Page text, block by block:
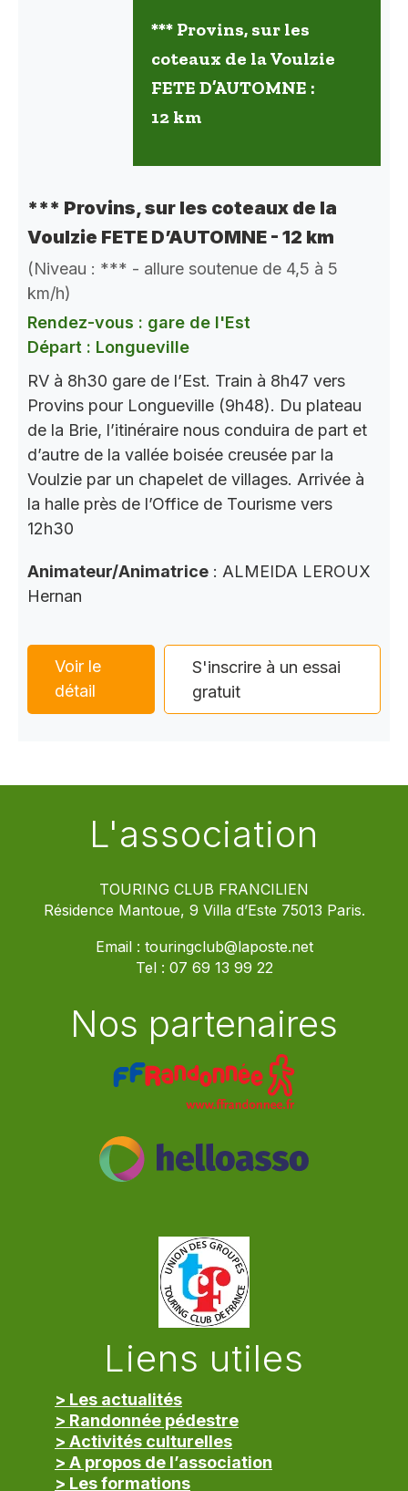
*** Provins, sur les
coteaux de la Voulzie
FETE D’AUTOMNE :
12 km
*** Provins, sur les coteaux de la
Voulzie FETE D’AUTOMNE - 12 km
(Niveau : *** - allure soutenue de 4,5 à 5
km/h)
Rendez-vous : gare de l'Est
Départ : Longueville
RV à 8h30 gare de l’Est. Train à 8h47 vers
Provins pour Longueville (9h48). Du plateau
de la Brie, l’itinéraire nous conduira de part et
d’autre de la vallée boisée creusée par la
Voulzie par un chapelet de villages. Arrivée à
la halle près de l’Office de Tourisme vers
12h30
Animateur/Animatrice : ALMEIDA LEROUX
Hernan
Voir le
détail
S'inscrire à un essai
gratuit
L'association
TOURING CLUB FRANCILIEN
Résidence Mantoue, 9 Villa d’Este 75013 Paris.
Email : touringclub@laposte.net
Tel : 07 69 13 99 22
Nos partenaires
Liens utiles
> Les actualités
> Randonnée pédestre
> Activités culturelles
> A propos de l’association
> Les formations